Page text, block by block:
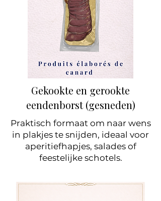
Gekookte en gerookte
eendenborst (gesneden)
Praktisch formaat om naar wens
in plakjes te snijden, ideaal voor
aperitiefhapjes, salades of
feestelijke schotels.